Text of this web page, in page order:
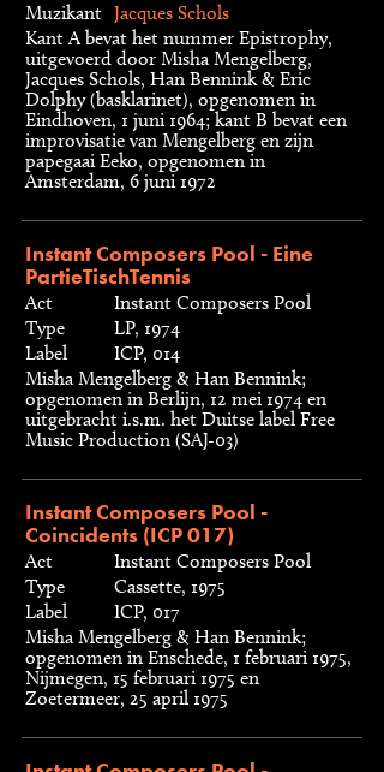
Muzikant Jacques Schols
Kant A bevat het nummer Epistrophy,
uitgevoerd door Misha Mengelberg,
Jacques Schols, Han Bennink & Eric
Dolphy (basklarinet), opgenomen in
Eindhoven, 1 juni 1964; kant B bevat een
improvisatie van Mengelberg en zijn
papegaai Eeko, opgenomen in
Amsterdam, 6 juni 1972
Instant Composers Pool - Eine
PartieTischTennis
Act
Instant Composers Pool
Type
LP, 1974
Label
ICP, 014
Misha Mengelberg & Han Bennink;
opgenomen in Berlijn, 12 mei 1974 en
uitgebracht i.s.m. het Duitse label Free
Music Production (SAJ-03)
Instant Composers Pool -
Coincidents (ICP 017)
Act
Instant Composers Pool
Type
Cassette, 1975
Label
ICP, 017
Misha Mengelberg & Han Bennink;
opgenomen in Enschede, 1 februari 1975,
Nijmegen, 15 februari 1975 en
Zoetermeer, 25 april 1975